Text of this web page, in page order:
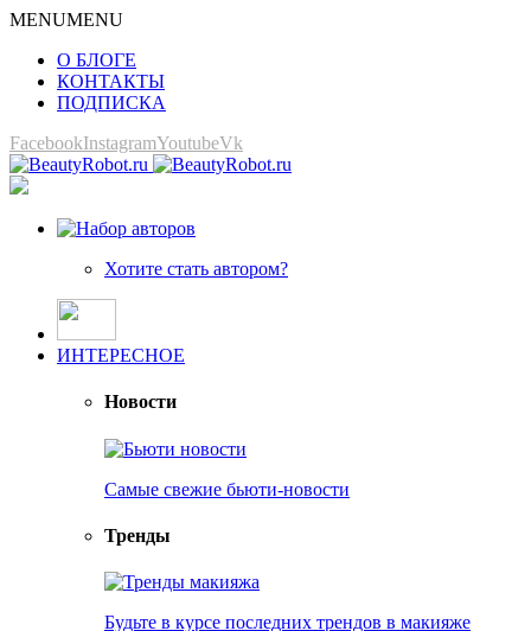
MENUMENU
О БЛОГЕ
КОНТАКТЫ
ПОДПИСКА
FacebookInstagramYoutubeVk
Хотите стать автором?
ИНТЕРЕСНОЕ
Новости
Самые свежие бьюти-новости
Тренды
Будьте в курсе последних трендов в макияже